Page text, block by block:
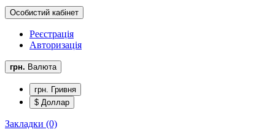
Особистий кабінет
Реєстрація
Авторизація
грн. Валюта
грн. Гривня
$ Доллар
Закладки (0)